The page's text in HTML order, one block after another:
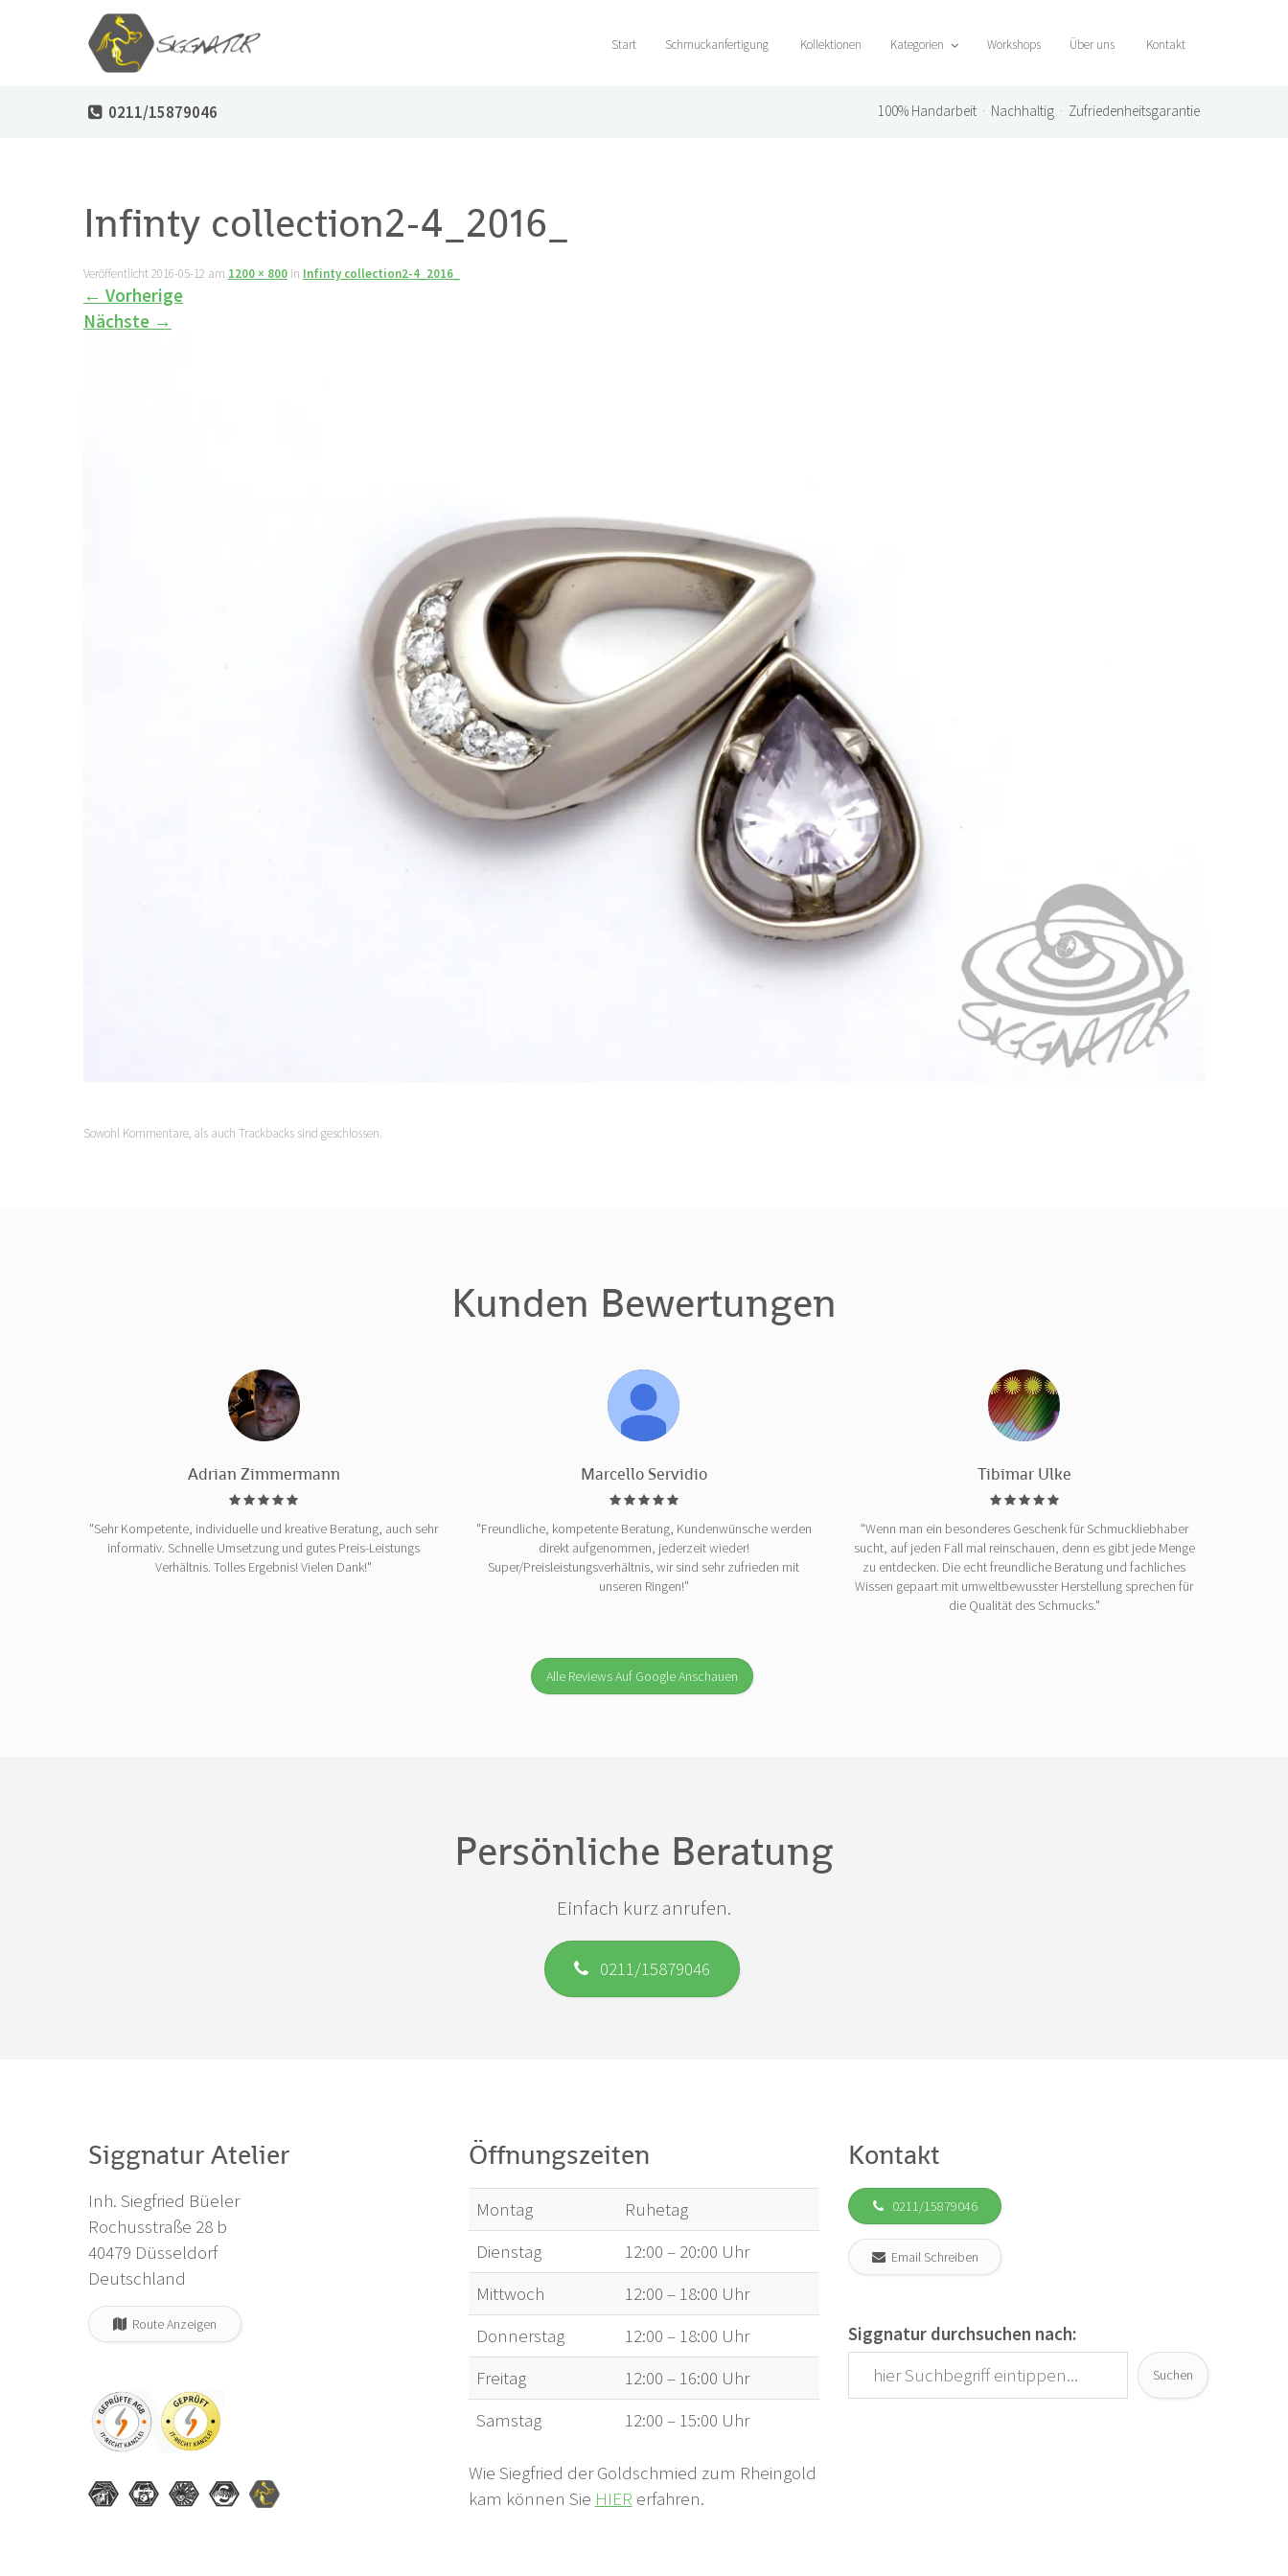
Start Schmuckanfertigung Kollektionen Kategorien Workshops Über uns Kontakt
0211/15879046 100% Handarbeit · Nachhaltig · Zufriedenheitsgarantie
Infinty collection2-4_2016_
Veröffentlicht2016-05-12 am 1200 × 800 in Infinty collection2-4_2016_
← Vorherige
Nächste →
Sowohl Kommentare, als auch Trackbacks sind geschlossen.
Kunden Bewertungen
Adrian Zimmermann
"Sehr Kompetente, individuelle und kreative Beratung, auch sehr
informativ. Schnelle Umsetzung und gutes Preis-Leistungs
Verhältnis. Tolles Ergebnis! Vielen Dank!"
Marcello Servidio
"Freundliche, kompetente Beratung, Kundenwünsche werden
direkt aufgenommen, jederzeit wieder!
Super/Preisleistungsverhältnis, wir sind sehr zufrieden mit
unseren Ringen!"
Tibimar Ulke
"Wenn man ein besonderes Geschenk für Schmuckliebhaber
sucht, auf jeden Fall mal reinschauen, denn es gibt jede Menge
zu entdecken. Die echt freundliche Beratung und fachliches
Wissen gepaart mit umweltbewusster Herstellung sprechen für
die Qualität des Schmucks."
Alle Reviews Auf Google Anschauen
Persönliche Beratung
Einfach kurz anrufen.
0211/15879046
Siggnatur Atelier
Inh. Siegfried Büeler
Rochusstraße 28 b
40479 Düsseldorf
Deutschland
Route Anzeigen
Öffnungszeiten
Montag
Ruhetag
Dienstag
12:00 – 20:00 Uhr
Mittwoch
12:00 – 18:00 Uhr
Donnerstag
12:00 – 18:00 Uhr
Freitag
12:00 – 16:00 Uhr
Samstag
12:00 – 15:00 Uhr
Wie Siegfried der Goldschmied zum Rheingold
kam können Sie HIER erfahren.
Kontakt
0211/15879046
Email Schreiben
Siggnatur durchsuchen nach:
Suchen